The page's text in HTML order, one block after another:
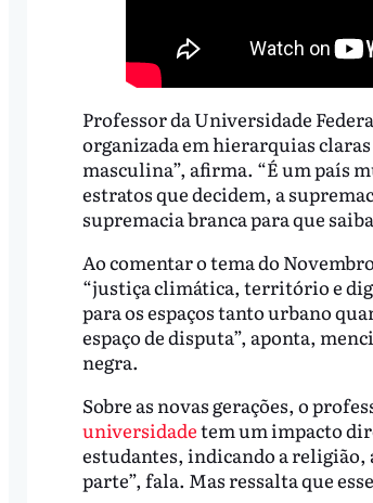
Professor da Universidade
organizada em hierarquias
masculina”, afirma. “É um
estratos que decidem, a
supremacia branca para que
Ao comentar o tema do
“justiça climática, território e
para os espaços tanto urbano
espaço de disputa”, aponta,
negra.
Sobre as novas gerações, o
universidadetem um impacto
estudantes, indicando a religião,
parte”, fala. Mas ressalta que